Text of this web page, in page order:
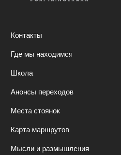
Контакты
Где мы находимся
Школа
Анонсы переходов
Места стоянок
Карта маршрутов
Мысли и размышления